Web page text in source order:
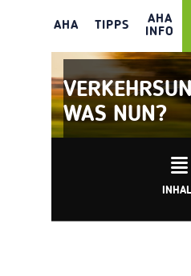
AHA TIPPS
AHA
INFO
WAS NUN?